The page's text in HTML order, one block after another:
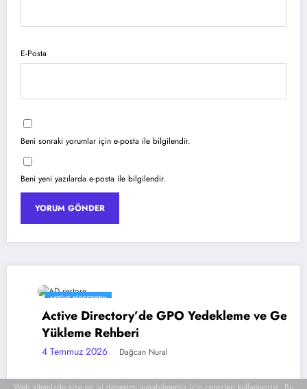
E-Posta
Beni sonraki yorumlar için e-posta ile bilgilendir.
Beni yeni yazılarda e-posta ile bilgilendir.
ACTIVE DIRECTORY
Active Directory’de GPO Yedekleme ve Geri
Yükleme Rehberi
4 Temmuz 2026 Dağcan Nural